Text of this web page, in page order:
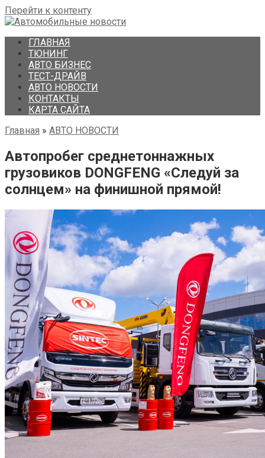
Перейти к контенту
ГЛАВНАЯ
ТЮНИНГ
АВТО БИЗНЕС
ТЕСТ-ДРАЙВ
АВТО НОВОСТИ
КОНТАКТЫ
КАРТА САЙТА
Главная » АВТО НОВОСТИ
Автопробег среднетоннажных
грузовиков DONGFENG «Следуй за
солнцем» на финишной прямой!